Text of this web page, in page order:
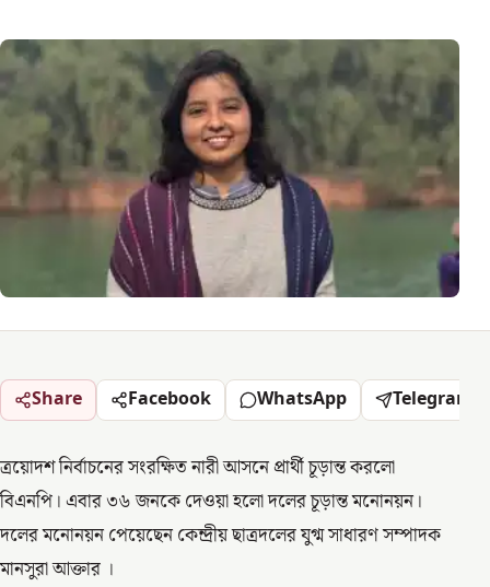
Share Facebook WhatsApp Telegram
ত্রয়োদশ নির্বাচনের সংরক্ষিত নারী আসনে প্রার্থী চূড়ান্ত করলো
বিএনপি। এবার ৩৬ জনকে দেওয়া হলো দলের চূড়ান্ত মনোনয়ন।
দলের মনোনয়ন পেয়েছেন কেন্দ্রীয় ছাত্রদলের যুগ্ম সাধারণ সম্পাদক
মানসুরা আক্তার ।